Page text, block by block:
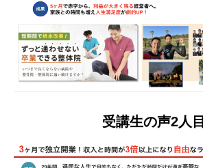
受講生の声2人目